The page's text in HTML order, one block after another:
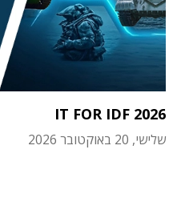
IT FOR IDF 2026
שלישי, 20 באוקטובר 2026